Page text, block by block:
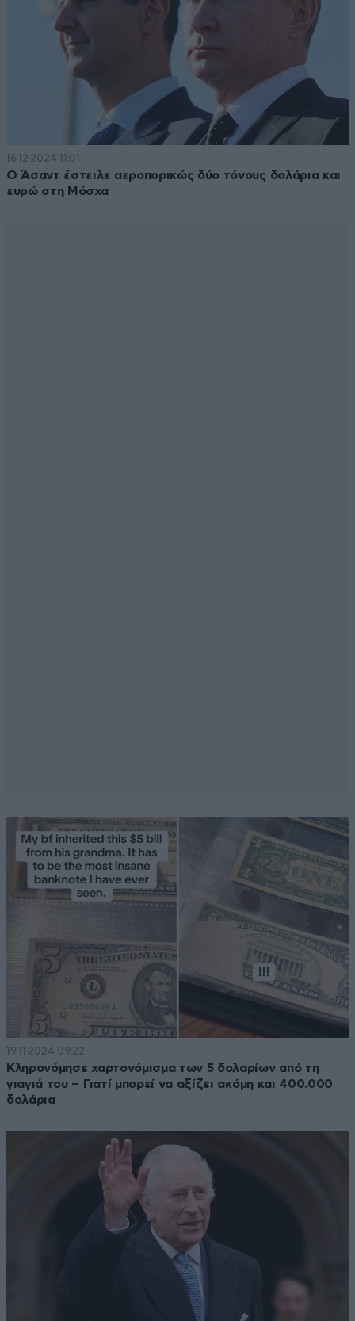
16·12·2024 11:01
Ο Άσαντ έστειλε αεροπορικώς δύο τόνους δολάρια και
ευρώ στη Μόσχα
19·11·2024 09:22
Κληρονόμησε χαρτονόμισμα των 5 δολαρίων από τη
γιαγιά του – Γιατί μπορεί να αξίζει ακόμη και 400.000
δολάρια